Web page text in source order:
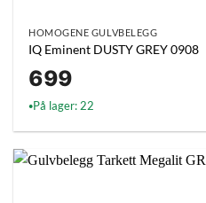
HOMOGENE GULVBELEGG
IQ Eminent DUSTY GREY 0908
699
●På lager: 22